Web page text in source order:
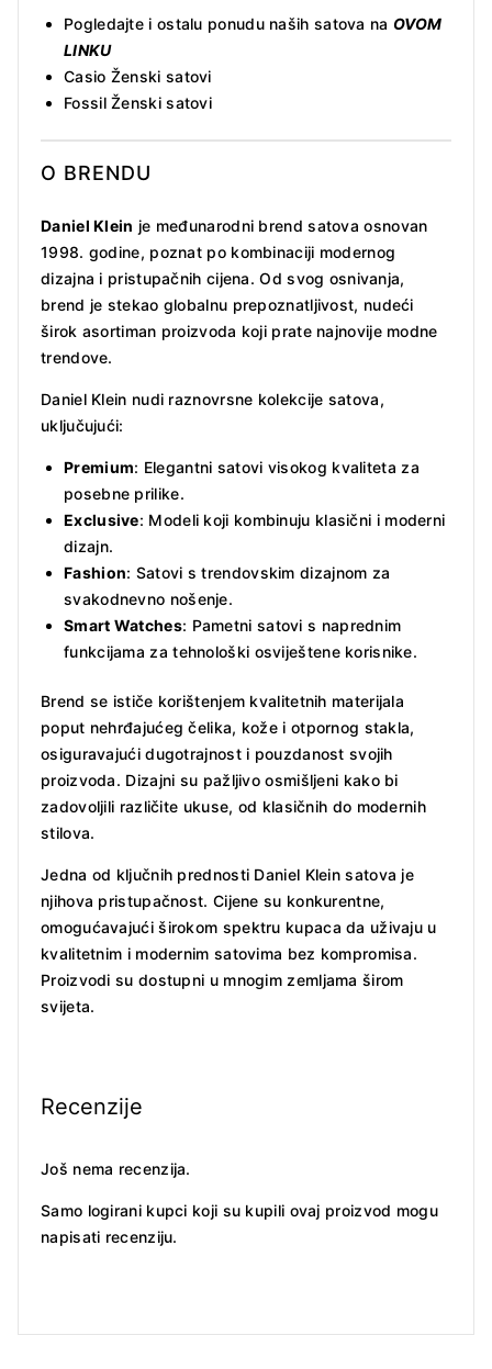
Pogledajte i ostalu ponudu naših satova na OVOM
LINKU
Casio Ženski satovi
Fossil Ženski satovi
O BRENDU
Daniel Klein je međunarodni brend satova osnovan
1998. godine, poznat po kombinaciji modernog
dizajna i pristupačnih cijena. Od svog osnivanja,
brend je stekao globalnu prepoznatljivost, nudeći
širok asortiman proizvoda koji prate najnovije modne
trendove.
Daniel Klein nudi raznovrsne kolekcije satova,
uključujući:
Premium: Elegantni satovi visokog kvaliteta za
posebne prilike.
Exclusive: Modeli koji kombinuju klasični i moderni
dizajn.
Fashion: Satovi s trendovskim dizajnom za
svakodnevno nošenje.
Smart Watches: Pametni satovi s naprednim
funkcijama za tehnološki osviještene korisnike.
Brend se ističe korištenjem kvalitetnih materijala
poput nehrđajućeg čelika, kože i otpornog stakla,
osiguravajući dugotrajnost i pouzdanost svojih
proizvoda. Dizajni su pažljivo osmišljeni kako bi
zadovoljili različite ukuse, od klasičnih do modernih
stilova.
Jedna od ključnih prednosti Daniel Klein satova je
njihova pristupačnost. Cijene su konkurentne,
omogućavajući širokom spektru kupaca da uživaju u
kvalitetnim i modernim satovima bez kompromisa.
Proizvodi su dostupni u mnogim zemljama širom
svijeta.
Recenzije
Još nema recenzija.
Samo logirani kupci koji su kupili ovaj proizvod mogu
napisati recenziju.